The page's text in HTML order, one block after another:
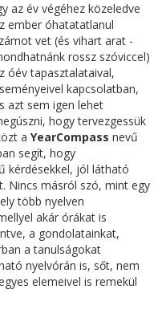
az év végéhez közeledve
ember óhatatatlanul
vet (és vihart arat -
rossz szóviccel)
óév tapasztalataival,
kapcsolatban,
azt sem igen lehet
hogy tervezgessük
a YearCompass nevű
segít, hogy
kérdésekkel, jól látható
Nincs másról szó, mint egy
több nyelven
akár órákat is
a gondolatainkat,
a tanulságokat
nyelvórán is, sőt, nem
elemeivel is remekül